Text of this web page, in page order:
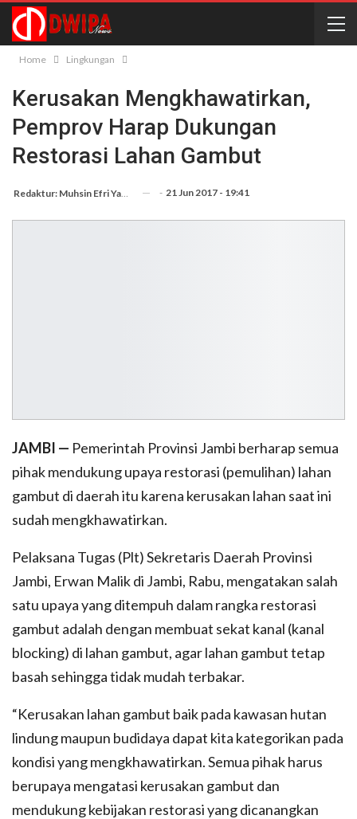
Home Lingkungan
Kerusakan Mengkhawatirkan,
Pemprov Harap Dukungan
Restorasi Lahan Gambut
- 21 Jun 2017 - 19:41
JAMBI — Pemerintah Provinsi Jambi berharap semua
pihak mendukung upaya restorasi (pemulihan) lahan
gambut di daerah itu karena kerusakan lahan saat ini
sudah mengkhawatirkan.
Pelaksana Tugas (Plt) Sekretaris Daerah Provinsi
Jambi, Erwan Malik di Jambi, Rabu, mengatakan salah
satu upaya yang ditempuh dalam rangka restorasi
gambut adalah dengan membuat sekat kanal (kanal
blocking) di lahan gambut, agar lahan gambut tetap
basah sehingga tidak mudah terbakar.
“Kerusakan lahan gambut baik pada kawasan hutan
lindung maupun budidaya dapat kita kategorikan pada
kondisi yang mengkhawatirkan. Semua pihak harus
berupaya mengatasi kerusakan gambut dan
mendukung kebijakan restorasi yang dicanangkan